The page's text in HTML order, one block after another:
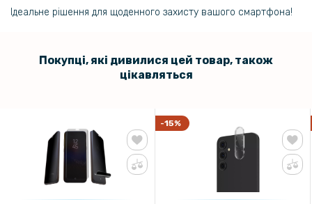
Ідеальне рішення для щоденного захисту вашого смартфона!
Покупці, які дивилися цей товар, також
цікавляться
-15%